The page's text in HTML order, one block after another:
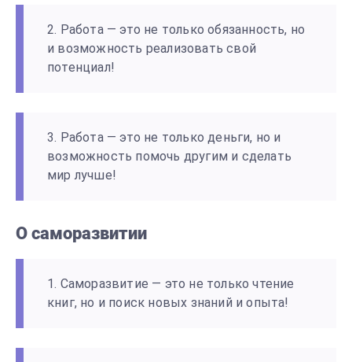
2. Работа — это не только обязанность, но
и возможность реализовать свой
потенциал!
3. Работа — это не только деньги, но и
возможность помочь другим и сделать
мир лучше!
О саморазвитии
1. Саморазвитие — это не только чтение
книг, но и поиск новых знаний и опыта!